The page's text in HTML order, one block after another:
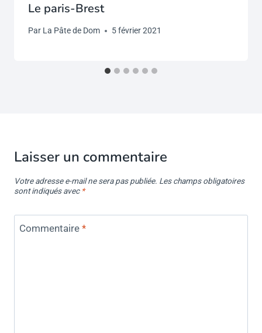
Le paris-Brest
Par La Pâte de Dom 5 février 2021
Laisser un commentaire
Votre adresse e-mail ne sera pas publiée. Les champs obligatoires
sont indiqués avec *
Commentaire *